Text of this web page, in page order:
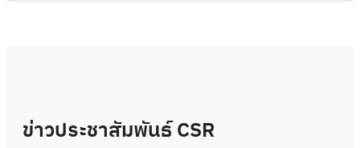
ข่าวประชาสัมพันธ์ CSR